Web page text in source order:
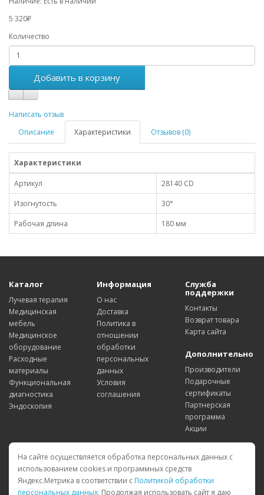
5 320₽
Количество
Добавить в корзину
Написать отзыв
Описание
Характеристики Отзывов (0)
Характеристики
Артикул
28140 CD
Изогнутость
30°
Рабочая длина
180 мм
Каталог
Лучевая терапия
Медицинская
мебель
Медицинское
оборудование
Расходные
материалы
Функциональная
диагностика
Эндоскопия
Информация
О нас
Доставка
Политика в
отношении
обработки
персональных
данных
Условия
соглашения
Служба
поддержки
Контакты
Возврат товара
Карта сайта
Дополнительно
Производители
Подарочные
сертификаты
Партнерская
программа
Акции
Кабинет
Личный Кабинет
История заказов
На сайте осуществляется обработка персональных данных с
использованием cookies и программных средств
Яндекс.Метрика в соответствии с Политикой обработки
персональных данных. Продолжая использовать сайт я даю